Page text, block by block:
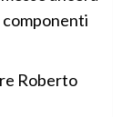
componenti
Roberto